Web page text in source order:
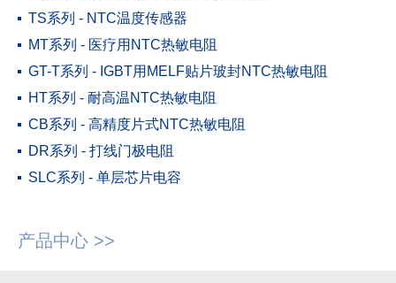
TS系列 - NTC温度传感器
MT系列 - 医疗用NTC热敏电阻
GT-T系列 - IGBT用MELF贴片玻封NTC热敏电阻
HT系列 - 耐高温NTC热敏电阻
CB系列 - 高精度片式NTC热敏电阻
DR系列 - 打线门极电阻
SLC系列 - 单层芯片电容
产品中心 >>